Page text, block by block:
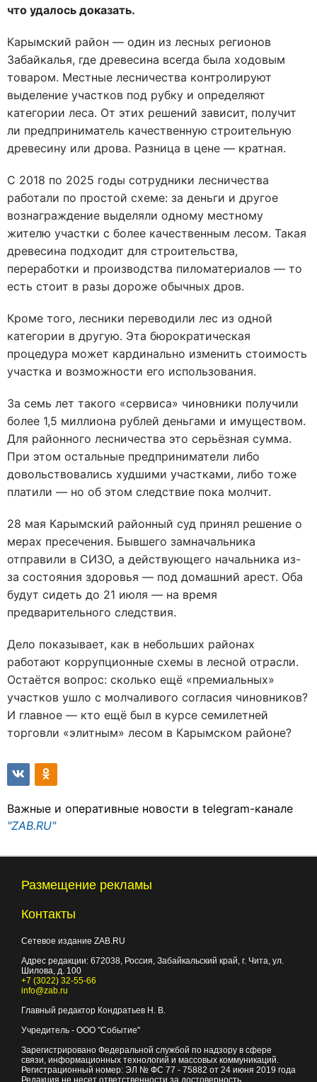
что удалось доказать.
Карымский район — один из лесных регионов
Забайкалья, где древесина всегда была ходовым
товаром. Местные лесничества контролируют
выделение участков под рубку и определяют
категории леса. От этих решений зависит, получит
ли предприниматель качественную строительную
древесину или дрова. Разница в цене — кратная.
С 2018 по 2025 годы сотрудники лесничества
работали по простой схеме: за деньги и другое
вознаграждение выделяли одному местному
жителю участки с более качественным лесом. Такая
древесина подходит для строительства,
переработки и производства пиломатериалов — то
есть стоит в разы дороже обычных дров.
Кроме того, лесники переводили лес из одной
категории в другую. Эта бюрократическая
процедура может кардинально изменить стоимость
участка и возможности его использования.
За семь лет такого «сервиса» чиновники получили
более 1,5 миллиона рублей деньгами и имуществом.
Для районного лесничества это серьёзная сумма.
При этом остальные предприниматели либо
довольствовались худшими участками, либо тоже
платили — но об этом следствие пока молчит.
28 мая Карымский районный суд принял решение о
мерах пресечения. Бывшего замначальника
отправили в СИЗО, а действующего начальника из-
за состояния здоровья — под домашний арест. Оба
будут сидеть до 21 июля — на время
предварительного следствия.
Дело показывает, как в небольших районах
работают коррупционные схемы в лесной отрасли.
Остаётся вопрос: сколько ещё «премиальных»
участков ушло с молчаливого согласия чиновников?
И главное — кто ещё был в курсе семилетней
торговли «элитным» лесом в Карымском районе?
Важные и оперативные новости в telegram-канале
"ZAB.RU"
Размещение рекламы
Контакты
Сетевое издание ZAB.RU
Адрес редакции: 672038 , Россия, Забайкальский край, г. Чита ул.
Шилова, д. 100
+7 (3022) 32-55-66
info@zab.ru
Главный редактор Кондратьев Н. В.
Учредитель - ООО "Событие"
Зарегистрировано Федеральной службой по надзору в сфере
связи, информационных технологий и массовых коммуникаций.
Регистрационный номер: ЭЛ № ФС 77 - 75882 от 24 июня 2019 года
Редакция не несет ответственности за достоверность